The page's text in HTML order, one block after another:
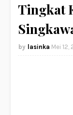
Tingkat
lasinka Mei 12,